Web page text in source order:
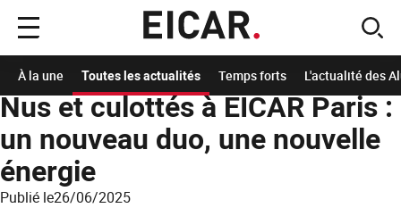
Menu
principal
Nus et culottés à EICAR Paris :
un nouveau duo, une nouvelle
énergie
Publié le26/06/2025
À la une Toutes les actualités Temps forts L'actualité des